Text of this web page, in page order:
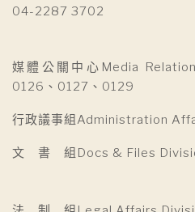
04-2287 3702
媒體公關中心Media
0126、0127、0129
行政議事組Administration
文 書 組Docs & Files